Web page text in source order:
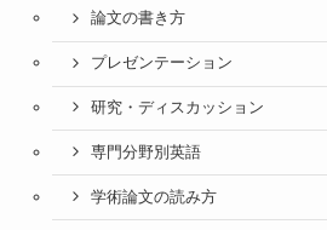
論文の書き方
プレゼンテーション
研究・ディスカッション
専門分野別英語
学術論文の読み方